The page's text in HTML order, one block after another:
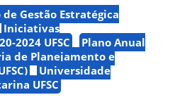
Gestão Estratégica
Iniciativas
2024 UFSC
Plano Anual
de Planejamento e
Universidade
UFSC